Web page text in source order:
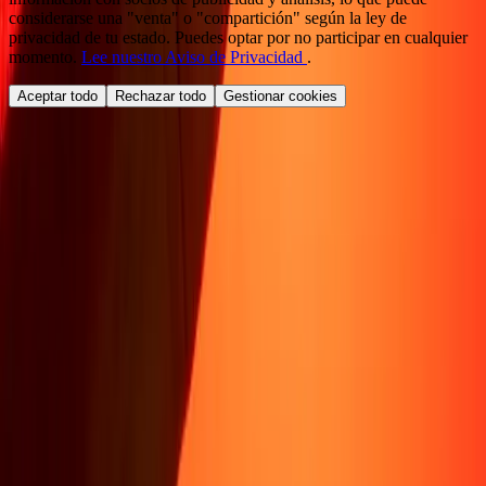
considerarse una "venta" o "compartición" según la ley de
privacidad de tu estado. Puedes optar por no participar en cualquier
momento. Lee nuestro Aviso de Privacidad .
Aceptar todo Rechazar todo Gestionar cookies